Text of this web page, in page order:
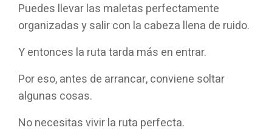
Puedes llevar las maletas perfectamente
organizadas y salir con la cabeza llena de ruido.
Y entonces la ruta tarda más en entrar.
Por eso, antes de arrancar, conviene soltar
algunas cosas.
No necesitas vivir la ruta perfecta.